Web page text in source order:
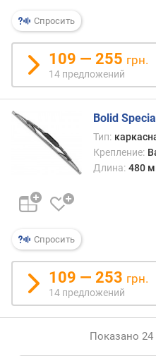
Спросить
109 — 255 грн.
14 предложений
Спросить
Bolid
Тип:
Крепление:
Длина: 480
109 — 253 грн.
14 предложений
Показано 24